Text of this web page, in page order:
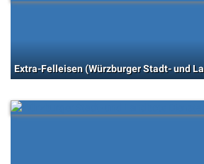
Extra-Felleisen (Würzburger Stadt- und